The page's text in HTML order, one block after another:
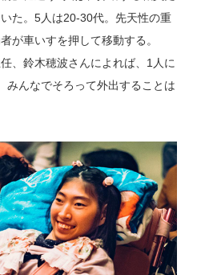
た。5人は20-30代。先天性の重
が車いすを押して移動する。
、鈴木穂波さんによれば、1人に
みんなでそろって外出することは